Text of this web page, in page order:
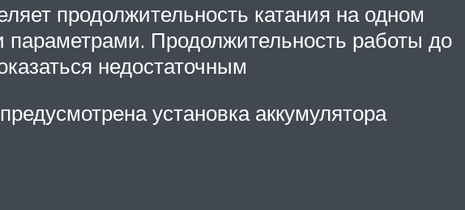
продолжительность катания на одном
Продолжительность работы до
недостаточным
установка аккумулятора